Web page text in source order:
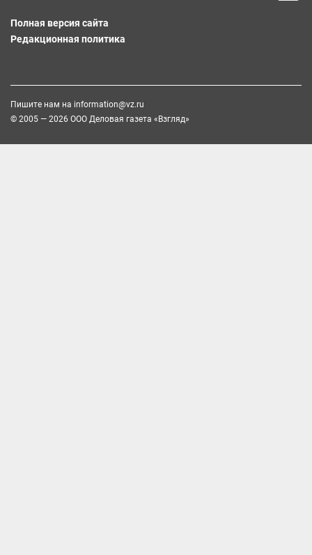
Полная версия сайта
Редакционная политика
Пишите нам на information@vz.ru
© 2005 — 2026 ООО Деловая газета «Взгляд»